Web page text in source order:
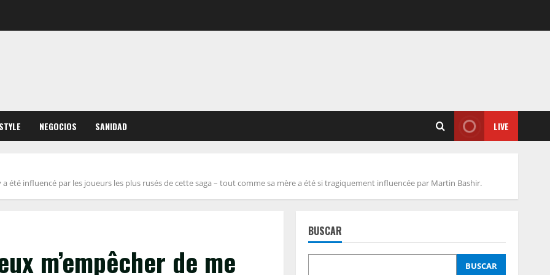
NEGOCIOS SANIDAD LIVE
a été influencé par les joueurs les plus rusés de cette saga – tout comme sa mère a été si tragiquement influencée par Martin Bashir.
m’empêcher de me
BUSCAR
BUSCAR